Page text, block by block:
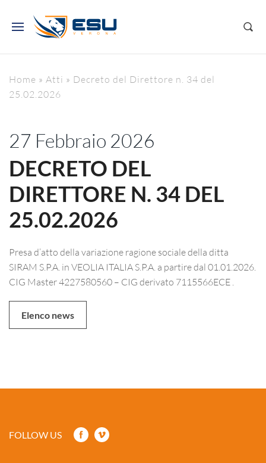
Home » Atti » Decreto del Direttore n. 34 del
25.02.2026
27 Febbraio 2026
DECRETO DEL
DIRETTORE N. 34 DEL
25.02.2026
Presa d’atto della variazione ragione sociale della ditta
SIRAM S.P.A. in VEOLIA ITALIA S.P.A. a partire dal 01.01.2026.
CIG Master 4227580560 – CIG derivato 7115566ECE .
Elenco news
FOLLOW US